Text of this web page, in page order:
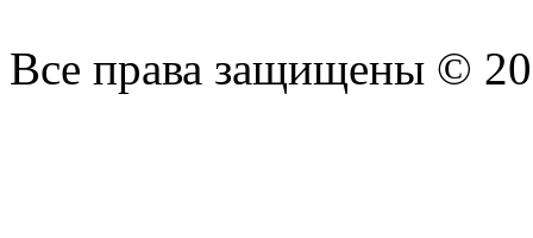
Все права защищены ©